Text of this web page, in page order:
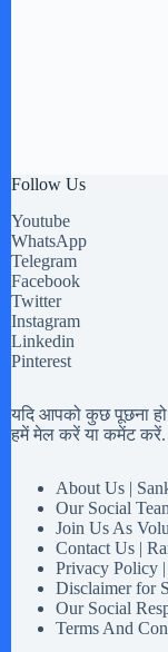
Follow Us
Youtube
WhatsApp
Telegram
Facebook
Twitter
Instagram
Linkedin
Pinterest
यदि आपको कुछ पूछना हो
हमें मेल करें या कमेंट करें.
About Us |
Our Social
Join Us As
Contact Us |
Privacy Policy |
Disclaimer for
Our Social
Terms And